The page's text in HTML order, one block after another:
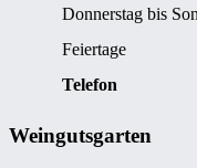
Donnerstag bis
Feiertage
Telefon
Weingutsgarten